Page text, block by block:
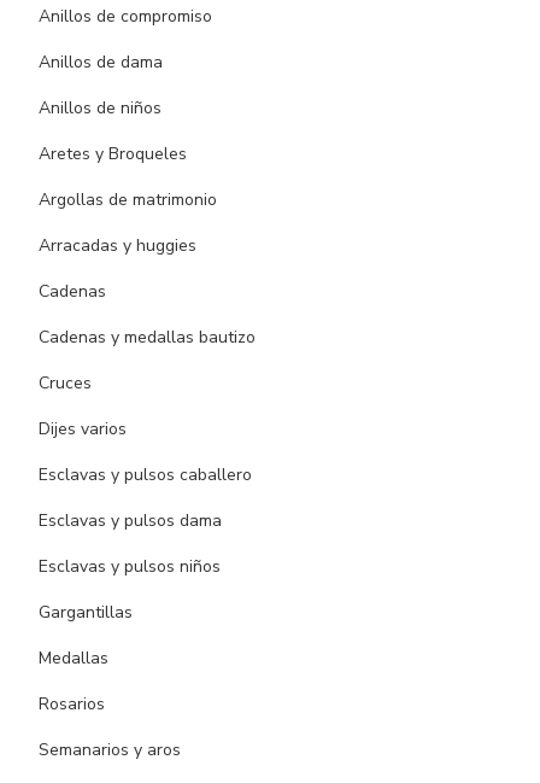
Anillos de compromiso
Anillos de dama
Anillos de niños
Aretes y Broqueles
Argollas de matrimonio
Arracadas y huggies
Cadenas
Cadenas y medallas bautizo
Cruces
Dijes varios
Esclavas y pulsos caballero
Esclavas y pulsos dama
Esclavas y pulsos niños
Gargantillas
Medallas
Rosarios
Semanarios y aros